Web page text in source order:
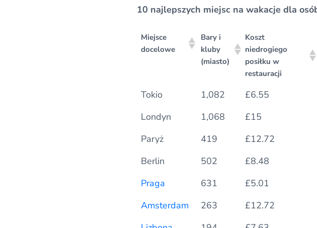
10 najlepszych miejsc na wakacje dla
Miejsce
docelowe
Bary i
kluby
(miasto)
Koszt
niedrogiego
posiłku w
restauracji
Miejsce
Bary i
kluby
(miasto)
Koszt
posiłku w
Tokio 1,082 £6.55
Londyn
1,068 £15
Paryż
419 £12.72
Berlin
502 £8.48
Praga
631 £5.01
Amsterdam
263 £12.72